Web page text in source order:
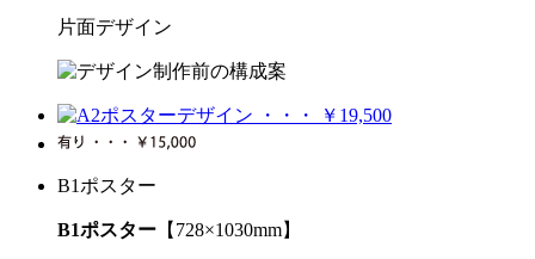
片面デザイン
B1ポスター
B1ポスター 【728×1030mm】